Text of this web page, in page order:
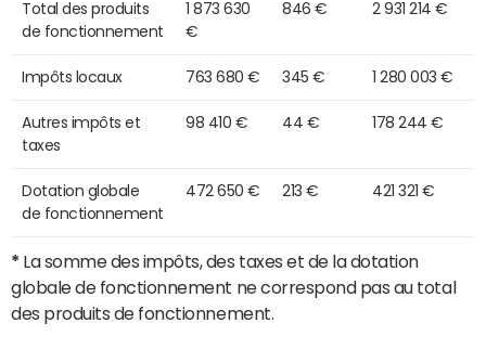
Total des produits
de fonctionnement
1 873 630
€
846 € 2 931 214 €
Impôts locaux 763 680 € 345 € 1 280 003 €
Autres impôts et
taxes
98 410 € 44 € 178 244 €
Dotation globale
de fonctionnement
472 650 € 213 € 421 321 €
* La somme des impôts, des taxes et de la dotation
globale de fonctionnement ne correspond pas au total
des produits de fonctionnement.